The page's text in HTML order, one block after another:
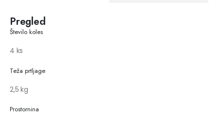
Pregled
Število koles
4 ks
Teža prtljage
2,5 kg
Prostornina